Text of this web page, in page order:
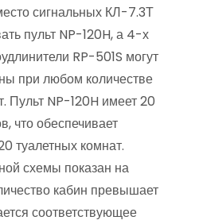
сигнальных КЛ-7.3Т
пульт NP-120H, а 4-х
RP-501S могут
при любом количестве
Пульт NP-120H имеет 20
что обеспечивает
туалетных комнат.
схемы показан на
кабин превышает
соответствующее